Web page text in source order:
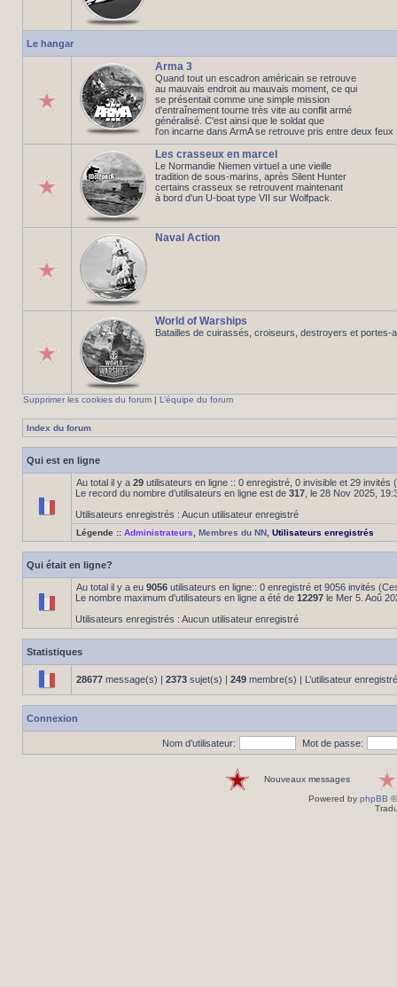
Le hangar
Arma 3
Quand tout un escadron américain se retrouve
au mauvais endroit au mauvais moment, ce qui
se présentait comme une simple mission
d'entraînement tourne très vite au conflit armé
généralisé. C'est ainsi que le soldat que
l'on incarne dans ArmA se retrouve pris entre deux feux
Les crasseux en marcel
Le Normandie Niemen virtuel a une vieille
tradition de sous-marins, après Silent Hunter
certains crasseux se retrouvent maintenant
à bord d'un U-boat type VII sur Wolfpack.
Naval Action
World of Warships
Batailles de cuirassés, croiseurs, destroyers et portes-
Supprimer les cookies du forum | L’équipe du forum
Index du forum
Qui est en ligne
Au total il y a 29 utilisateurs en ligne :: 0 enregistré, 0 invisible et 29
Le record du nombre d’utilisateurs en ligne est de 317 , le 28 Nov 2025,
Utilisateurs enregistrés : Aucun utilisateur enregistré
Légende :: Administrateurs Membres du NN Utilisateurs enregistrés
Qui était en ligne?
Au total il y a eu 9056 utilisateurs en ligne:: 0 enregistré et 9056 invités
Le nombre maximum d'utilisateurs en ligne a été de 12297 le Mer 5. Aoû
Utilisateurs enregistrés : Aucun utilisateur enregistré
Statistiques
28677 message(s) | 2373 sujet(s) | 249 membre(s) | L’utilisateur
Connexion
Nom d’utilisateur: Mot de passe:
Nouveaux messages
Powered by phpBB